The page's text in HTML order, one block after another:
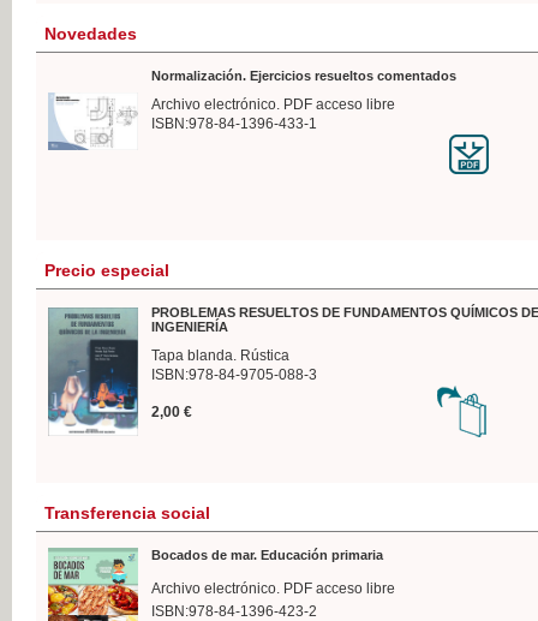
Novedades
Normalización. Ejercicios resueltos comentados
Archivo electrónico. PDF acceso libre
ISBN:978-84-1396-433-1
Precio especial
PROBLEMAS RESUELTOS DE FUNDAMENTOS QUÍMICOS
INGENIERÍA
Tapa blanda. Rústica
ISBN:978-84-9705-088-3
2,00 €
Transferencia social
Bocados de mar. Educación primaria
Archivo electrónico. PDF acceso libre
ISBN:978-84-1396-423-2